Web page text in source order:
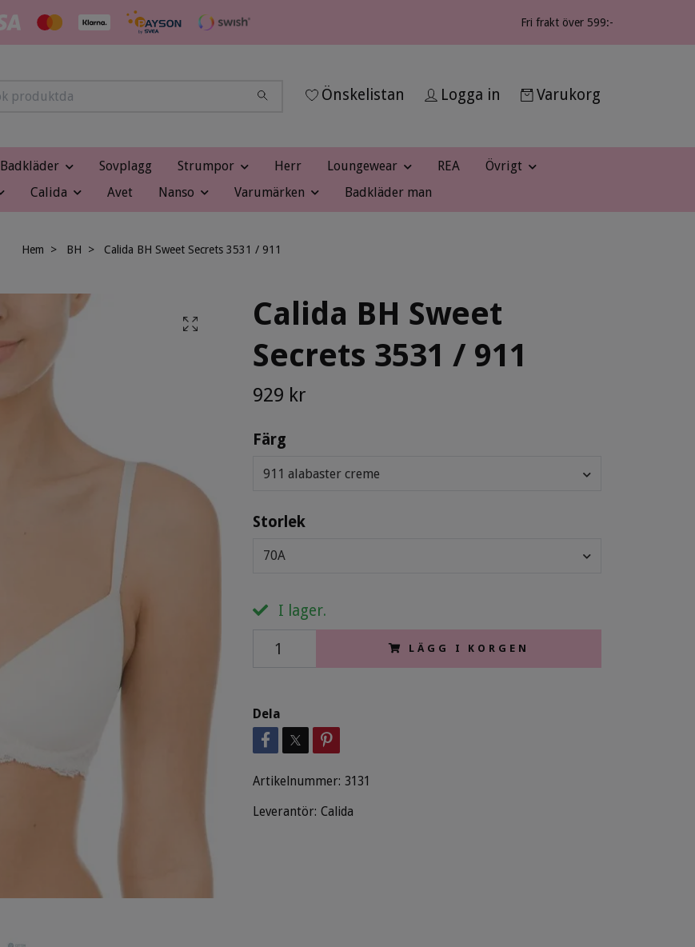
Fri frakt över 599:-
Önskelistan Logga in Varukorg
Badkläder Sovplagg Strumpor Herr Loungewear REA
Övrigt
Calida Avet Nanso Varumärken Badkläder man
Hem BH Calida BH Sweet Secrets 3531 / 911
Calida BH Sweet
Secrets 3531 / 911
929 kr
Färg
911 alabaster creme
Storlek
70A
I lager.
LÄGG I KORGEN
Dela
Artikelnummer: 3131
Leverantör: Calida